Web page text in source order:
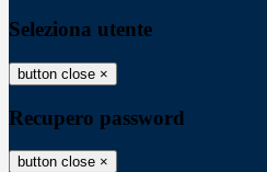
Seleziona utente
button close ×
Recupero password
button close ×